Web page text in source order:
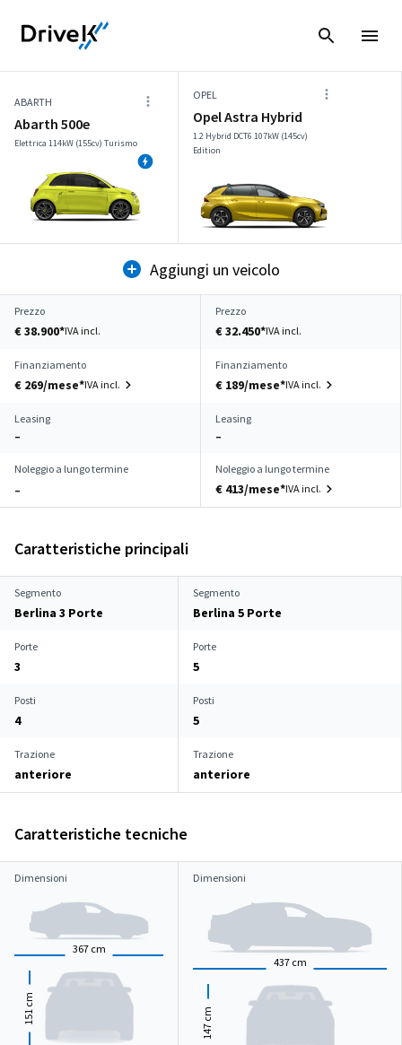
ABARTH
Abarth 500e
Elettrica 114kW (155cv) Turismo
OPEL
Opel Astra Hybrid
1.2 Hybrid DCT6 107kW (145cv)
Edition
Aggiungi un veicolo
Prezzo
€ 38.900*IVA incl.
Prezzo
€ 32.450*IVA incl.
Finanziamento
€ 269/mese*IVA incl.
Finanziamento
€ 189/mese*IVA incl.
Leasing
–
Leasing
–
Noleggio a lungo termine
–
Noleggio a lungo termine
€ 413/mese*IVA incl.
Caratteristiche principali
Segmento
Berlina 3 Porte
Segmento
Berlina 5 Porte
Porte
3
Porte
5
Posti
4
Posti
5
Trazione
anteriore
Trazione
anteriore
Caratteristiche tecniche
Dimensioni
367 cm
151
cm
Dimensioni
437 cm
147
cm